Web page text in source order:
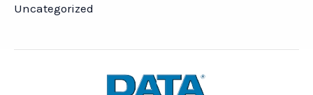
Uncategorized